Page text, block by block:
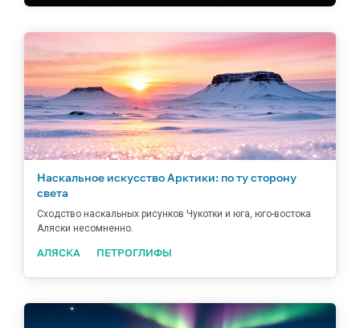
Наскальное искусство Арктики: по ту сторону
света
Сходство наскальных рисунков Чукотки и юга, юго-востока
Аляски несомненно.
АЛЯСКА ПЕТРОГЛИФЫ